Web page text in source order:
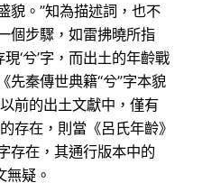
貌。”知為描述詞，也不
個步驟，如雷拂曉所指
‘兮’字，而出土的年齡戰
先秦傳世典籍“兮”字本貌
前的出土文獻中，僅有
存在，則當《呂氏年齡》
存在，其通行版本中的
無疑。